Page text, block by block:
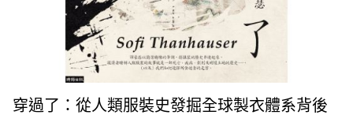
穿過了：從人類服裝史發掘全球製衣體系背後